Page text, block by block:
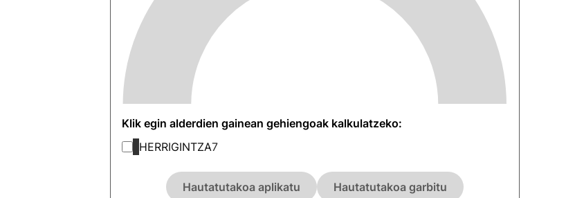
Klik egin alderdien gainean gehiengoak kalkulatzeko:
HERRIGINTZA7
Hautatutakoa aplikatu Hautatutakoa garbitu